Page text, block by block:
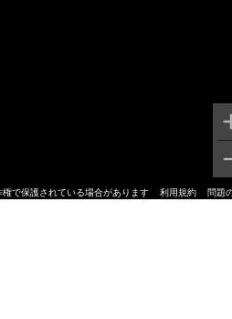
権で保護されている場合があります 利用規約 問題